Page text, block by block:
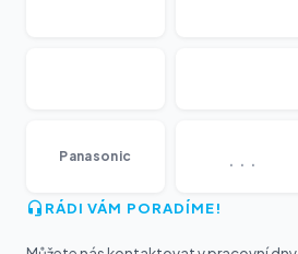
Panasonic ...
RÁDI VÁM PORADÍME!